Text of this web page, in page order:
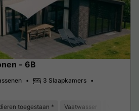
- 6B
3 Slaapkamers
toegestaan * Vaatwasser